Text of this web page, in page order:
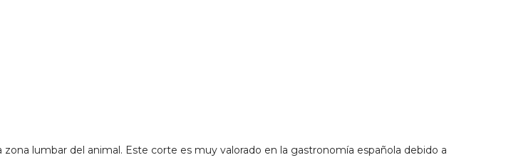
lumbar del animal. Este corte es muy valorado en la gastronomía española debido a